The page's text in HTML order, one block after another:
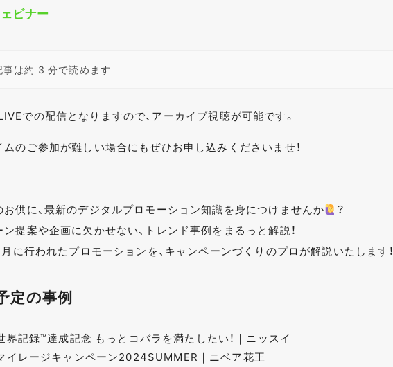
ビナー
事は約 3 分で読めます
での配信となりますので、アーカイブ視聴が可能です。
ムのご参加が難しい場合にもぜひお申し込みくださいませ！
お供に、最新のデジタルプロモーション知識を身につけませんか
？
提案や企画に欠かせない、トレンド事例をまるっと解説！
に行われたプロモーションを、キャンペーンづくりのプロが解説いたします！
定の事例
界記録™達成記念 もっとコバラを満たしたい！｜ニッスイ
イレージキャンペーン2024SUMMER｜ニベア花王